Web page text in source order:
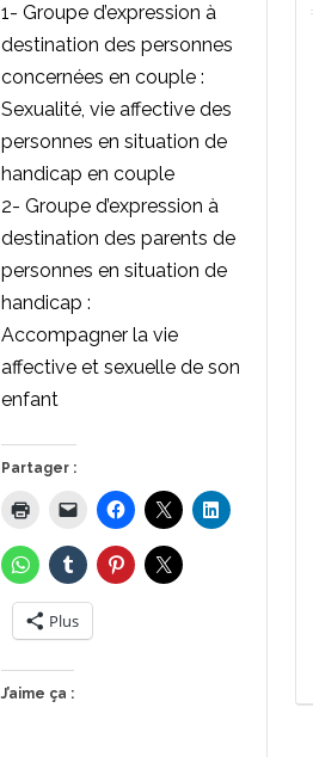
1- Groupe d’expression à
destination des personnes
concernées en couple :
Sexualité, vie affective des
personnes en situation de
handicap en couple
2- Groupe d’expression à
destination des parents de
personnes en situation de
handicap :
Accompagner la vie
affective et sexuelle de son
enfant
Partager :
Plus
J’aime ça :